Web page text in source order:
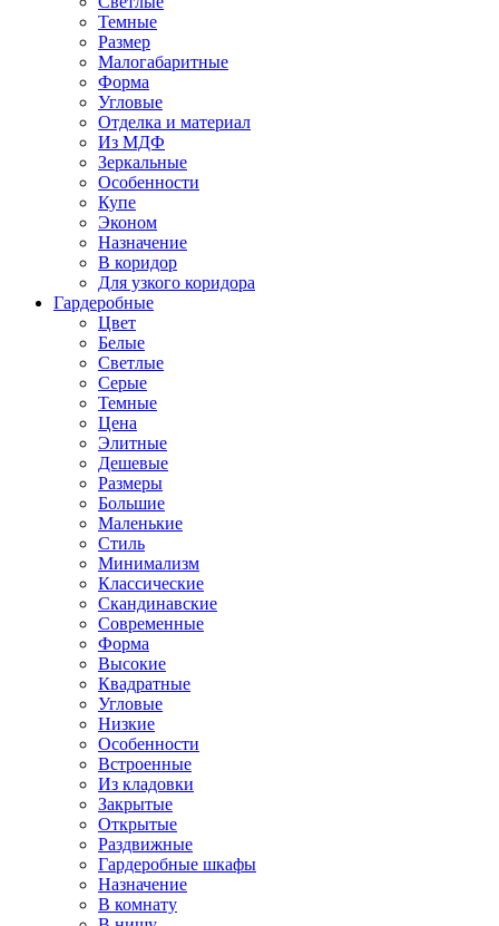
Темные
Размер
Малогабаритные
Форма
Угловые
Отделка и материал
Из МДФ
Зеркальные
Особенности
Купе
Эконом
Назначение
В коридор
Для узкого коридора
Гардеробные
Цвет
Белые
Светлые
Серые
Темные
Цена
Элитные
Дешевые
Размеры
Большие
Маленькие
Стиль
Минимализм
Классические
Скандинавские
Современные
Форма
Высокие
Квадратные
Угловые
Низкие
Особенности
Встроенные
Из кладовки
Закрытые
Открытые
Раздвижные
Гардеробные шкафы
Назначение
В комнату